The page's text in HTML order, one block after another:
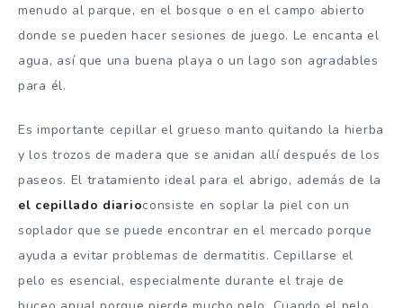
menudo al parque, en el bosque o en el campo abierto
donde se pueden hacer sesiones de juego. Le encanta el
agua, así que una buena playa o un lago son agradables
para él.
Es importante cepillar el grueso manto quitando la hierba
y los trozos de madera que se anidan allí después de los
paseos. El tratamiento ideal para el abrigo, además de la
el cepillado diarioconsiste en soplar la piel con un
soplador que se puede encontrar en el mercado porque
ayuda a evitar problemas de dermatitis. Cepillarse el
pelo es esencial, especialmente durante el traje de